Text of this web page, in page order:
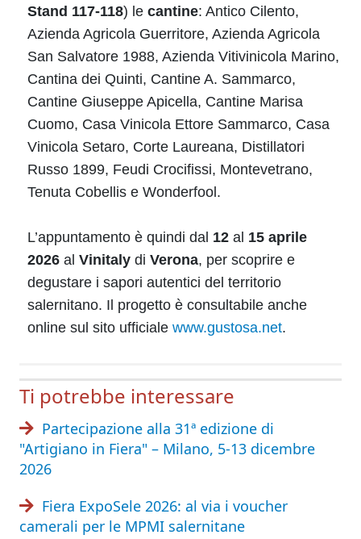
Stand 117-118) le cantine: Antico Cilento,
Azienda Agricola Guerritore, Azienda Agricola
San Salvatore 1988, Azienda Vitivinicola Marino,
Cantina dei Quinti, Cantine A. Sammarco,
Cantine Giuseppe Apicella, Cantine Marisa
Cuomo, Casa Vinicola Ettore Sammarco, Casa
Vinicola Setaro, Corte Laureana, Distillatori
Russo 1899, Feudi Crocifissi, Montevetrano,
Tenuta Cobellis e Wonderfool.
L’appuntamento è quindi dal 12 al 15 aprile
2026 al Vinitaly di Verona, per scoprire e
degustare i sapori autentici del territorio
salernitano. Il progetto è consultabile anche
online sul sito ufficiale www.gustosa.net.
Ti potrebbe interessare
Partecipazione alla 31ª edizione di
"Artigiano in Fiera" – Milano, 5-13 dicembre
2026
Fiera ExpoSele 2026: al via i voucher
camerali per le MPMI salernitane